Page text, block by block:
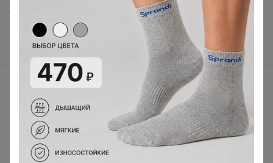
Товары для кошек
Описание
Габариты: 38,5 x 38,5 x 3 см; Производитель: ZOO
PLAST; Мин. кол-во для заказа: 1; Вес: 340 г; Доставка:
Платная; Страна: Россия; В боксе: 17 шт; Состав:
Пластик; Материалы: пластик; Фасовка: по 1 шт;